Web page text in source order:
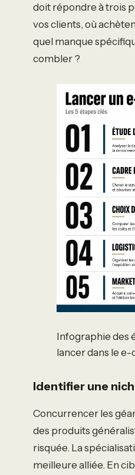
doit répondre à trois
vos clients, où
quel manque
combler ?
Infographie des
lancer dans le
Identifier une
Concurrencer les
des produits
risquée. La
meilleure alliée. En